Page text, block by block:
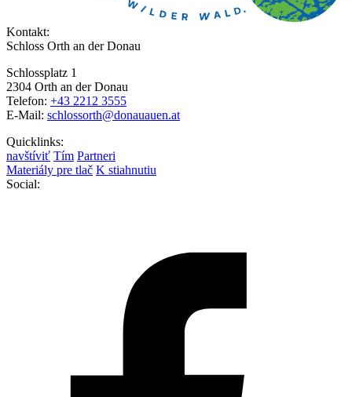
Kontakt:
Schloss Orth an der Donau
Schlossplatz 1
2304 Orth an der Donau
Telefon: +43 2212 3555
E-Mail: schlossorth@donauauen.at
Quicklinks:
navštíviť Tím Partneri
Materiály pre tlač K stiahnutiu
Social: